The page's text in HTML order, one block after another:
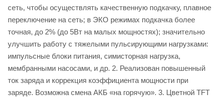
сеть, чтобы осуществлять качественную подкачку, плавное
переключение на сеть; в ЭКО режимах подкачка более
точная, до 2% (до 5Вт на малых мощностях); значительно
улучшить работу с тяжелыми пульсирующими нагрузками:
импульсные блоки питания, симисторная нагрузка,
мембранными насосами, и др. 2. Реализован повышенный
ток заряда и коррекция коэффициента мощности при
заряде. Возможна смена АКБ «на горячую». 3. Цветной TFT